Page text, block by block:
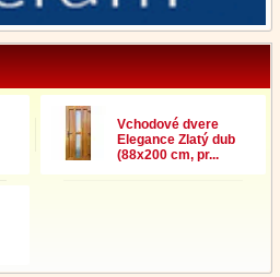
Vchodové dvere
Elegance Zlatý dub
(88x200 cm, pr...